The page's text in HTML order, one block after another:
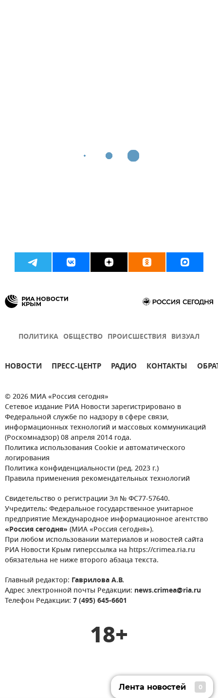
ПОЛИТИКА ОБЩЕСТВО ПРОИСШЕСТВИЯ ВИЗУАЛ
НОВОСТИ ПРЕСС-ЦЕНТР РАДИО КОНТАКТЫ
© 2026 МИА «Россия сегодня»
Сетевое издание РИА Новости зарегистрировано в
Федеральной службе по надзору в сфере связи,
информационных технологий и массовых коммуникаций
(Роскомнадзор) 08 апреля 2014 года.
Политика использования Cookie и автоматического
логирования
Политика конфиденциальности (ред. 2023 г.)
Правила применения рекомендательных технологий
Свидетельство о регистрации Эл № ФС77-57640.
Учредитель: Федеральное государственное унитарное
предприятие Международное информационное агентство
«Россия сегодня» (МИА «Россия сегодня»).
При любом использовании материалов и новостей сайта
РИА Новости Крым гиперссылка на https://crimea.ria.ru
обязательна не ниже второго абзаца текста.
Главный редактор: Гаврилова А.В.
Адрес электронной почты Редакции: news.crimea@ria.ru
Телефон Редакции: 7 (495) 645-6601
18+
Лента новостей 0